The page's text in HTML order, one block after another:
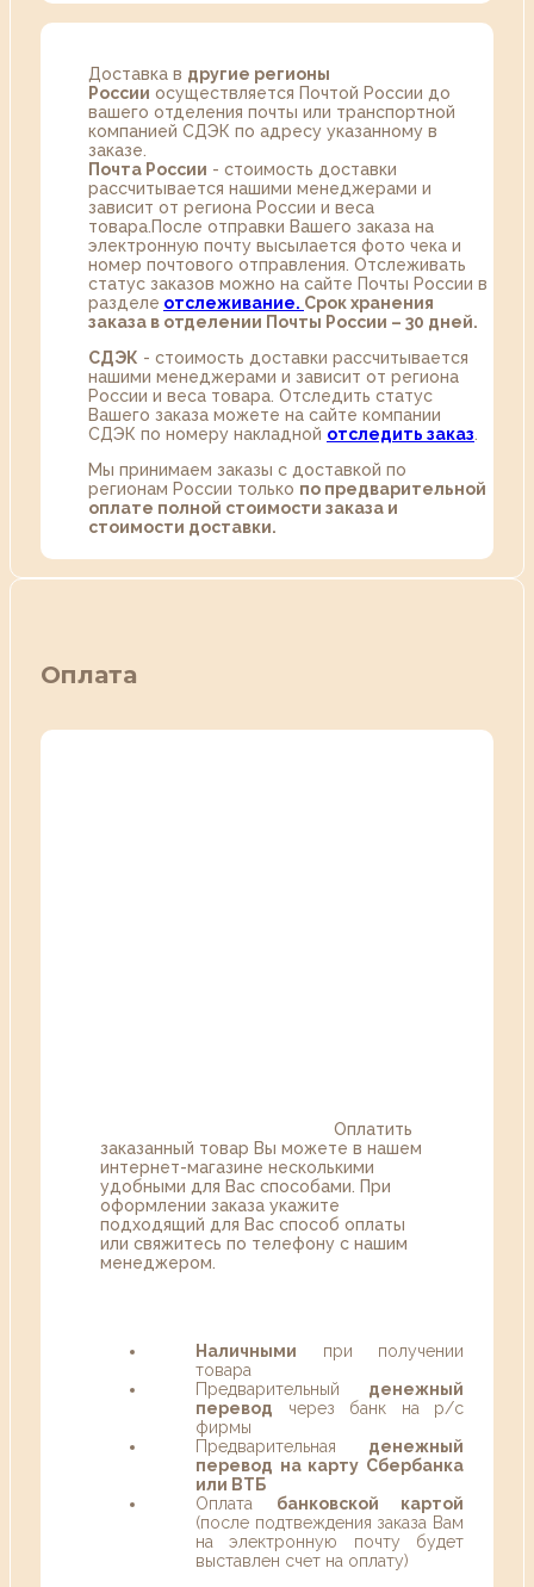
Доставка в другие регионы
России осуществляется Почтой России до
вашего отделения почты или транспортной
компанией СДЭК по адресу указанному в
заказе.
Почта России - стоимость доставки
рассчитывается нашими менеджерами и
зависит от региона России и веса
товара.После отправки Вашего заказа на
электронную почту высылается фото чека и
номер почтового отправления. Отслеживать
статус заказов можно на сайте Почты России в
разделе oтслеживание. Срок хранения
заказа в отделении Почты России – 30 дней.
СДЭК - стоимость доставки рассчитывается
нашими менеджерами и зависит от региона
России и веса товара. Отследить статус
Вашего заказа можете на сайте компании
СДЭК по номеру накладной отследить заказ
Мы принимаем заказы с доставкой по
регионам России только по предварительной
оплате полной стоимости заказа и
стоимости доставки.
Оплата
Оплатить
заказанный товар Вы можете в нашем
интернет-магазине несколькими
удобными для Вас способами. При
оформлении заказа укажите
подходящий для Вас способ оплаты
или свяжитесь по телефону с нашим
менеджером.
Наличными при получении
товара
Предварительный денежный
перевод через банк на р/с
фирмы
Предварительная денежный
перевод на карту Сбербанка
или ВТБ
Оплата банковской картой
(после подтвеждения заказа Вам
на электронную почту будет
выставлен счет на оплату)